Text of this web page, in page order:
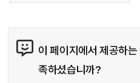
이 페이지에서 제공하
족하셨습니까?